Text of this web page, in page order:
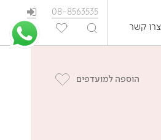
צרו קשר
08-8563535
EN
הוספה למועדפים